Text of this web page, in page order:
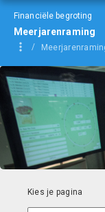
Financiële begroting
Meerjarenraming
Verklaring van